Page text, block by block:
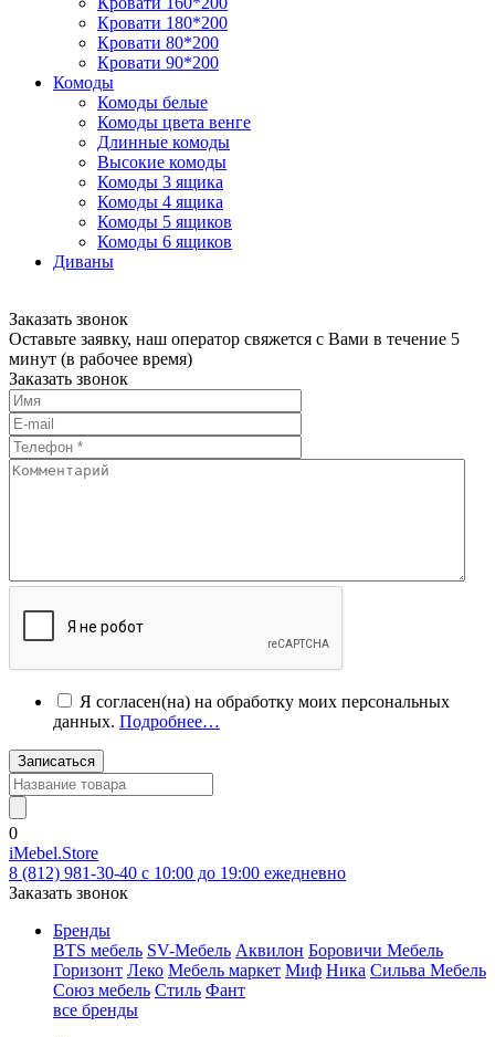
Кровати 180*200
Кровати 80*200
Кровати 90*200
Комоды
Комоды белые
Комоды цвета венге
Длинные комоды
Высокие комоды
Комоды 3 ящика
Комоды 4 ящика
Комоды 5 ящиков
Комоды 6 ящиков
Диваны
Заказать звонок
Оставьте заявку, наш оператор свяжется с Вами в течение 5
минут (в рабочее время)
Заказать звонок
Я согласен(на) на обработку моих персональных
данных. Подробнее…
Записаться
0
iMebel.Store
8 (812) 981-30-40 c 10:00 до 19:00 ежедневно
Заказать звонок
Бренды
BTS мебель SV-Мебель Аквилон Боровичи Мебель
Горизонт Леко Мебель маркет Миф Ника Сильва Мебель
Союз мебель Стиль Фант
все бренды